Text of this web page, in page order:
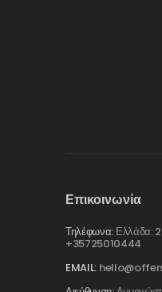
Επικοινωνία
Τηλέφωνα: Ελλάδα:
+35725010444
EMAIL: